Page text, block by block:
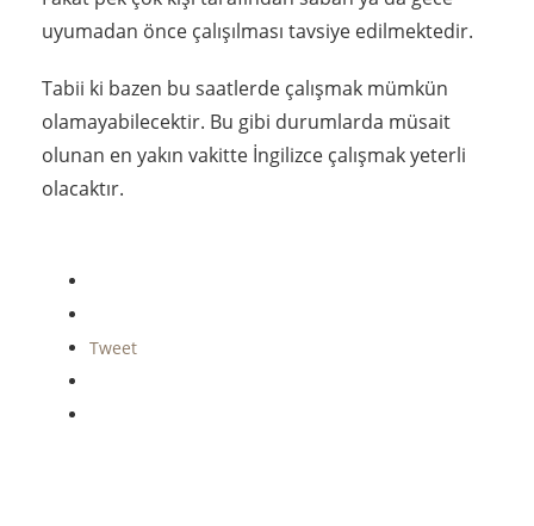
uyumadan önce çalışılması tavsiye edilmektedir.
Tabii ki bazen bu saatlerde çalışmak mümkün
olamayabilecektir. Bu gibi durumlarda müsait
olunan en yakın vakitte İngilizce çalışmak yeterli
olacaktır.
Tweet